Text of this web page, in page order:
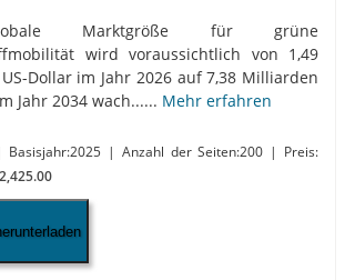
Marktgröße für grüne
wird voraussichtlich von 1,49
Dollar im Jahr 2026 auf 7,38 Milliarden
Jahr 2034 wach...... Mehr erfahren
| Basisjahr:2025 | Anzahl der Seiten:200 | Preis: